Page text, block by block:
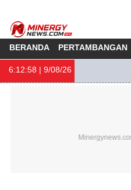
BERANDA PERTAMBANGAN
6:12:58 | 9/08/26